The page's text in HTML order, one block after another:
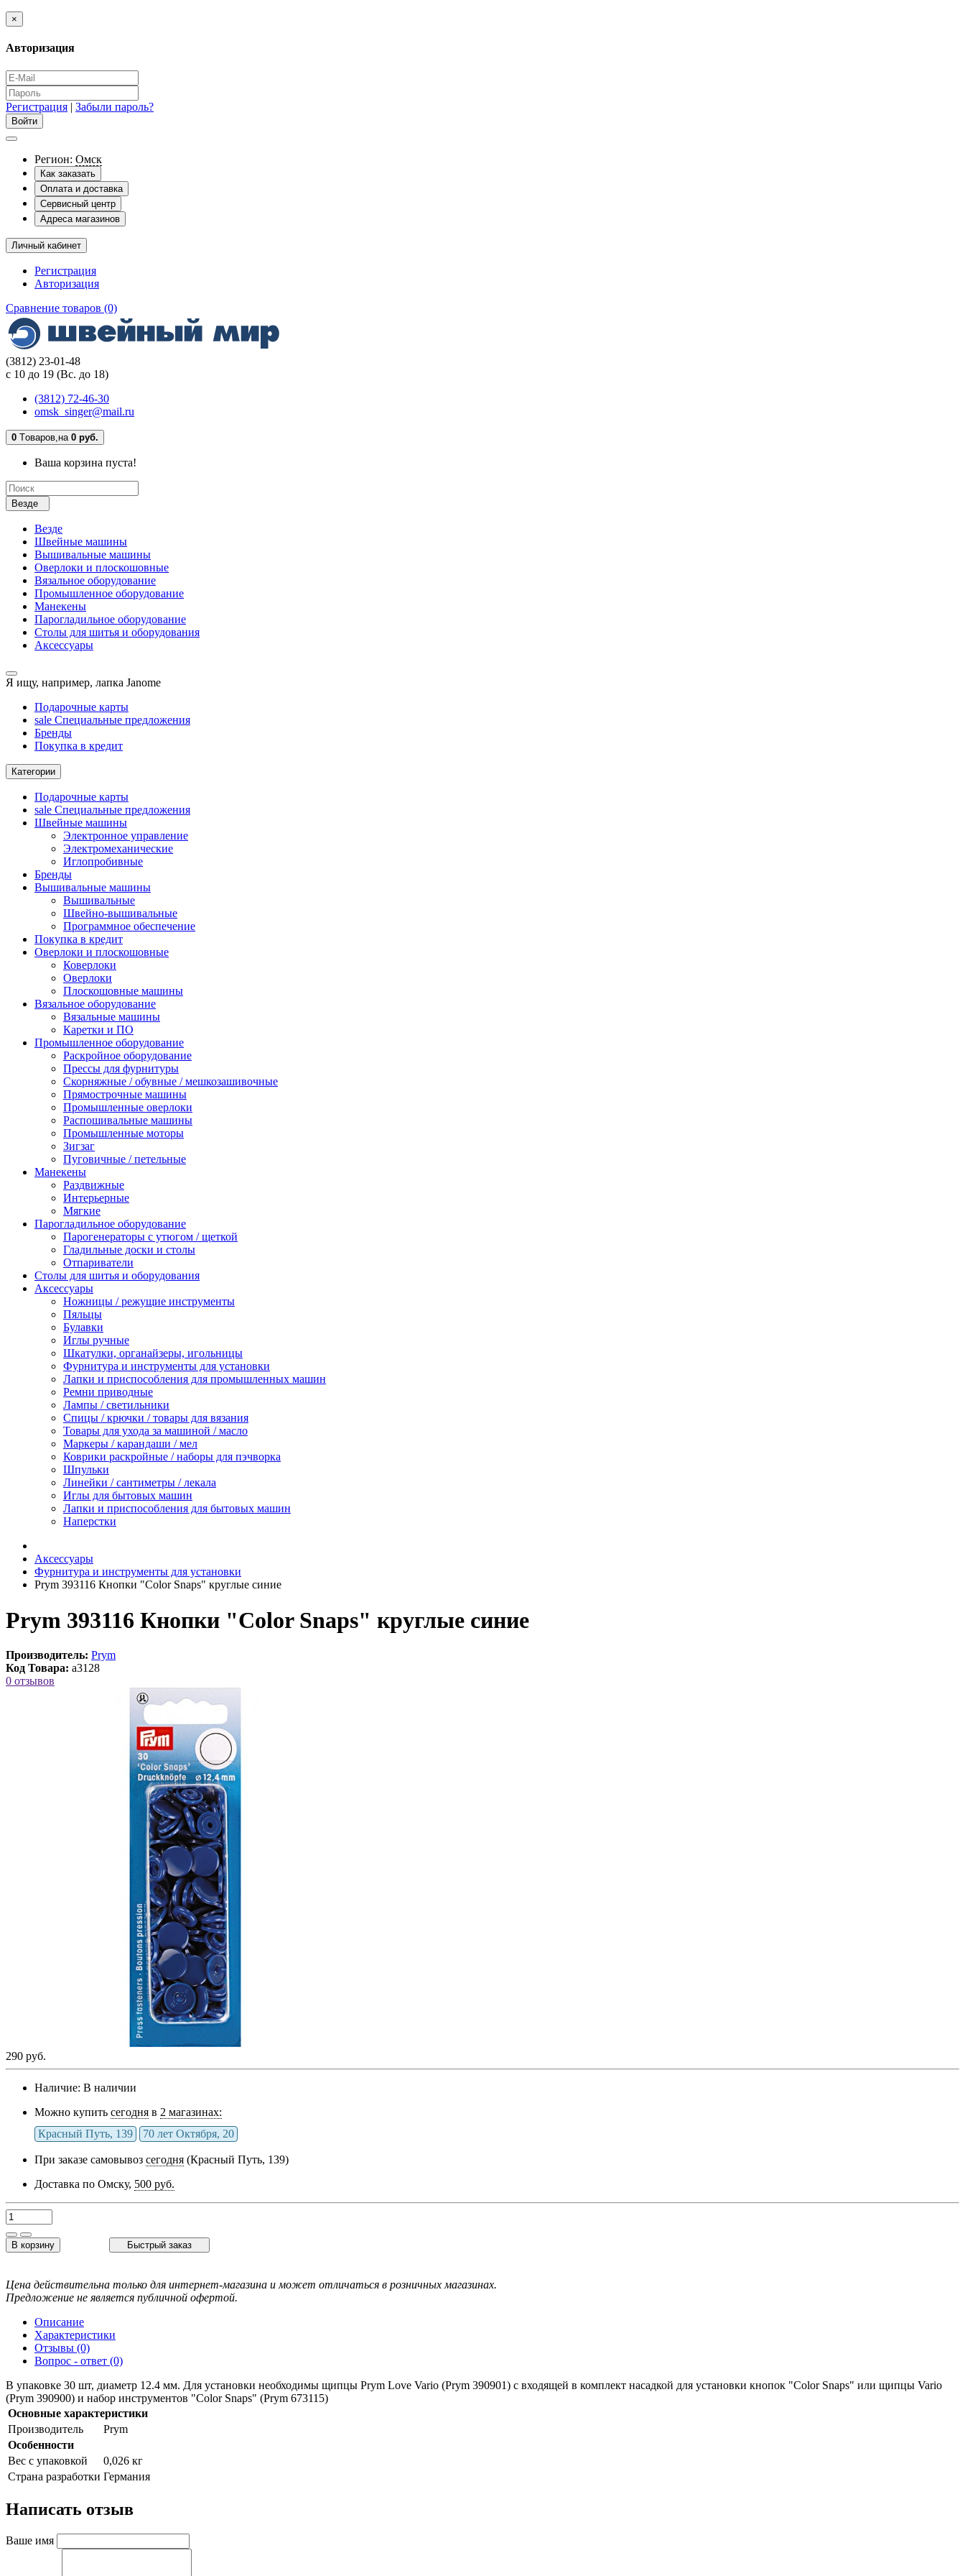
×
Авторизация
Регистрация | Забыли пароль?
Регион: Омск
Как заказать
Оплата и доставка
Сервисный центр
Адреса магазинов
Личный кабинет
Регистрация
Авторизация
Сравнение товаров (0)
(3812) 23-01-48
с 10 до 19 (Вс. до 18)
(3812) 72-46-30
omsk_singer@mail.ru
0 Tоваров,на 0 руб.
Ваша корзина пуста!
Везде
Везде
Швейные машины
Вышивальные машины
Оверлоки и плоскошовные
Вязальное оборудование
Промышленное оборудование
Манекены
Парогладильное оборудование
Столы для шитья и оборудования
Аксессуары
Я ищу, например, лапка Janome
Подарочные карты
sale Специальные предложения
Бренды
Покупка в кредит
Категории
Подарочные карты
sale Специальные предложения
Швейные машины
Электронное управление
Электромеханические
Иглопробивные
Бренды
Вышивальные машины
Вышивальные
Швейно-вышивальные
Программное обеспечение
Покупка в кредит
Оверлоки и плоскошовные
Коверлоки
Оверлоки
Плоскошовные машины
Вязальное оборудование
Вязальные машины
Каретки и ПО
Промышленное оборудование
Раскройное оборудование
Прессы для фурнитуры
Скорняжные / обувные / мешкозашивочные
Прямострочные машины
Промышленные оверлоки
Распошивальные машины
Промышленные моторы
Зигзаг
Пуговичные / петельные
Манекены
Раздвижные
Интерьерные
Мягкие
Парогладильное оборудование
Парогенераторы с утюгом / щеткой
Гладильные доски и столы
Отпариватели
Столы для шитья и оборудования
Аксессуары
Ножницы / режущие инструменты
Пяльцы
Булавки
Иглы ручные
Шкатулки, органайзеры, игольницы
Фурнитура и инструменты для установки
Лапки и приспособления для промышленных машин
Ремни приводные
Лампы / светильники
Спицы / крючки / товары для вязания
Товары для ухода за машиной / масло
Маркеры / карандаши / мел
Коврики раскройные / наборы для пэчворка
Шпульки
Линейки / сантиметры / лекала
Иглы для бытовых машин
Лапки и приспособления для бытовых машин
Наперстки
Аксессуары
Фурнитура и инструменты для установки
Prym 393116 Кнопки "Color Snaps" круглые синие
Prym 393116 Кнопки "Color Snaps" круглые синие
Производитель: Prym
Код Товара: a3128
0 отзывов
290 руб.
Наличие: В наличии
Можно купить сегодня в 2 магазинах:
Красный Путь, 139
70 лет Октября, 20
При заказе самовывоз сегодня (Красный Путь, 139)
Доставка по Омску, 500 руб.
В корзину Быстрый заказ
Цена действительна только для интернет-магазина и может отличаться в розничных магазинах.
Предложение не является публичной офертой.
Описание
Характеристики
Отзывы (0)
Вопрос - ответ (0)
В упаковке 30 шт, диаметр 12.4 мм. Для установки необходимы щипцы Prym Love Vario (Prym 390901) c входящей в комплект насадкой для установки кнопок "Color Snaps" или щипцы Vario
(Prym 390900) и набор инструментов "Color Snaps" (Prym 673115)
Основные характеристики
Производитель
Prym
Особенности
Вес с упаковкой
0,026 кг
Страна разработки Германия
Написать отзыв
Ваше имя